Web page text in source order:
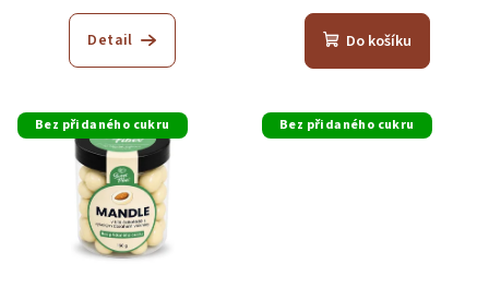
Detail
hodnocení
produktu
5
hvězdiček.
Do košíku
Bez přidaného cukru Bez přidaného cukru